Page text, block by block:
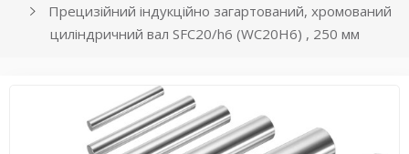
Прецизійний індукційно загартований, хромований
циліндричний вал SFC20/h6 (WC20H6) , 250 мм